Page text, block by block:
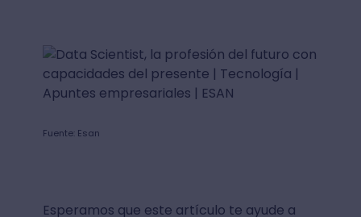
Fuente: Esan
Esperamos que este artículo te ayude a